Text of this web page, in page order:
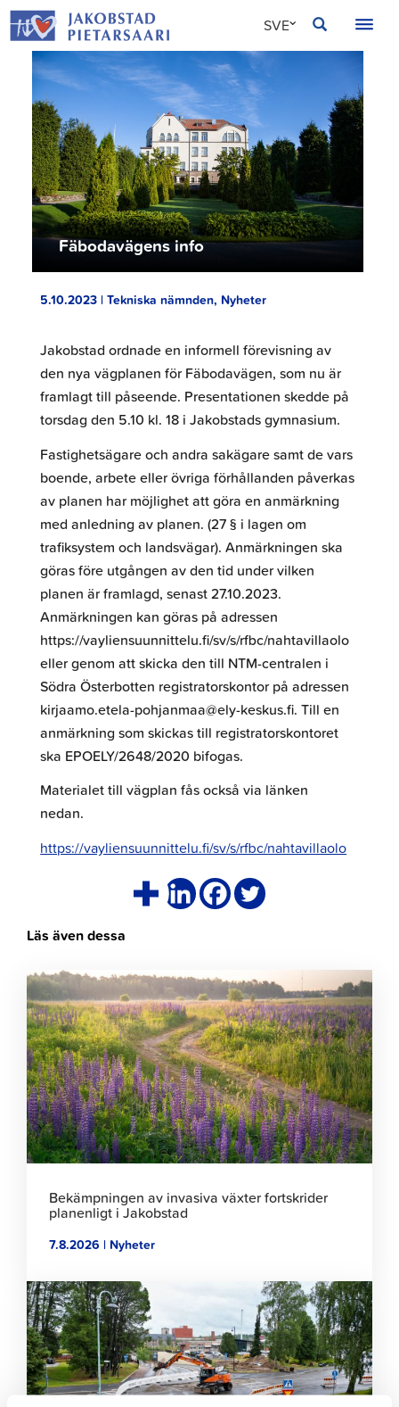
Hoppa
till
innehållet
SVE
Fäbodavägens info
5.10.2023 | Tekniska nämnden, Nyheter
Jakobstad ordnade en informell förevisning av
den nya vägplanen för Fäbodavägen, som nu är
framlagt till påseende. Presentationen skedde på
torsdag den 5.10 kl. 18 i Jakobstads gymnasium.
Fastighetsägare och andra sakägare samt de vars
boende, arbete eller övriga förhållanden påverkas
av planen har möjlighet att göra en anmärkning
med anledning av planen. (27 § i lagen om
trafiksystem och landsvägar). Anmärkningen ska
göras före utgången av den tid under vilken
planen är framlagd, senast 27.10.2023.
Anmärkningen kan göras på adressen
https://vayliensuunnittelu.fi/sv/s/rfbc/nahtavillaolo
eller genom att skicka den till NTM-centralen i
Södra Österbotten registratorskontor på adressen
kirjaamo.etela-pohjanmaa@ely-keskus.fi. Till en
anmärkning som skickas till registratorskontoret
ska EPOELY/2648/2020 bifogas.
Materialet till vägplan fås också via länken
nedan.
https://vayliensuunnittelu.fi/sv/s/rfbc/nahtavillaolo
Läs även dessa
Klicka
för
att
läsa
artikeln
Bekämpningen av invasiva växter fortskrider
planenligt i Jakobstad
7.8.2026 | Nyheter
Klicka
för
att
läsa
artikeln